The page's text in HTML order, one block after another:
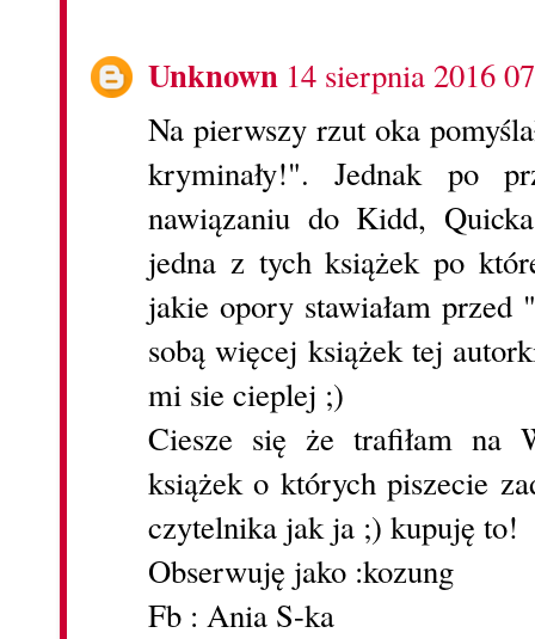
Unknown 14 sierpnia 2016
Na pierwszy rzut oka
kryminały!". Jednak po
nawiązaniu do Kidd,
jedna z tych książek po
jakie opory stawiałam
sobą więcej książek tej
mi sie cieplej ;)
Ciesze się że trafiłam na
książek o których piszecie
czytelnika jak ja ;) kupuję to!
Obserwuję jako :kozung
Fb : Ania S-ka